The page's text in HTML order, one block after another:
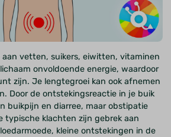
vetten, suikers, eiwitten, vitaminen
onvoldoende energie, waardoor
zijn. Je lengtegroei kan ook afnemen
Door de ontstekingsreactie in je buik
buikpijn en diarree, maar obstipatie
typische klachten zijn gebrek aan
kleine ontstekingen in de